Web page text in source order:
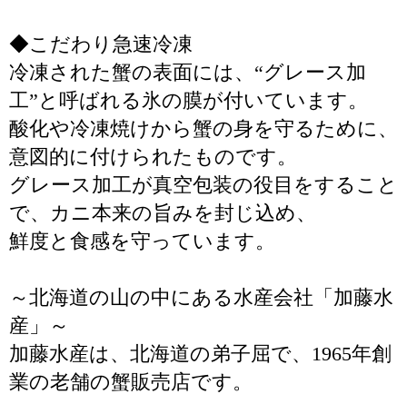
◆こだわり急速冷凍
冷凍された蟹の表面には、“グレース加
工”と呼ばれる氷の膜が付いています。
酸化や冷凍焼けから蟹の身を守るために、
意図的に付けられたものです。
グレース加工が真空包装の役目をすること
で、カニ本来の旨みを封じ込め、
鮮度と食感を守っています。
～北海道の山の中にある水産会社「加藤水
産」～
加藤水産は、北海道の弟子屈で、1965年創
業の老舗の蟹販売店です。